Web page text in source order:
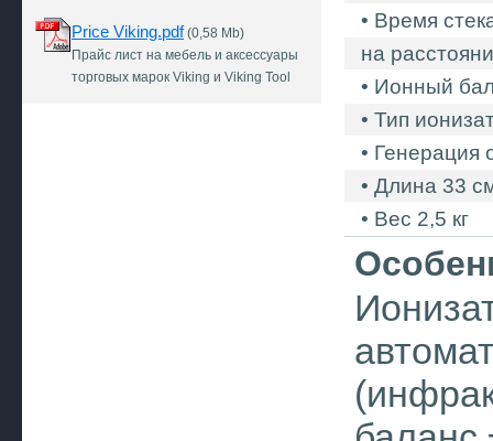
Price Viking.pdf(0,58 Mb)
Прайс лист на мебель и аксессуары
торговых марок Viking и Viking Tool
• Время
на
• Ионный
• Тип
• Генерация
• Длина 33
• Вес 2,5 кг